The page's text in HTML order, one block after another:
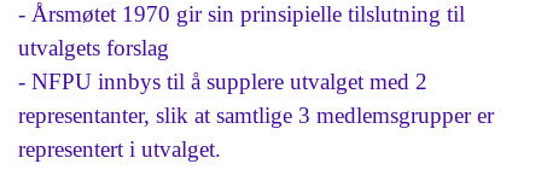
- Årsmøtet 1970 gir sin prinsipielle tilslutning til
utvalgets forslag
- NFPU innbys til å supplere utvalget med 2
representanter, slik at samtlige 3 medlemsgrupper er
representert i utvalget.